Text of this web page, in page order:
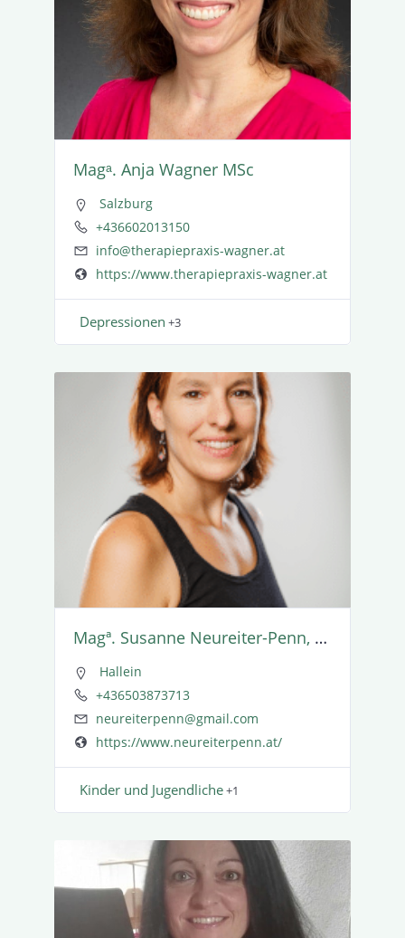
Magᵃ. Anja Wagner MSc
Salzburg
+436602013150
info@therapiepraxis-wagner.at
https://www.therapiepraxis-wagner.at
Depres­sionen +3
Magª. Susanne Neureiter-Penn, MSc
Hallein
+436503873713
neureiterpenn@gmail.com
https://www.neureiterpenn.at/
Kinder und Jugend­liche+1